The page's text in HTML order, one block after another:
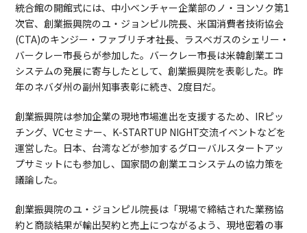
統合館の開館式には、中小ベンチャー企業部のノ・ヨンソク第1
次官、創業振興院のユ・ジョンピル院長、米国消費者技術協会
(CTA)のキンジー・ファブリチオ社長、ラスベガスのシェリー・
バークレー市長らが参加した。バークレー市長は米韓創業エコ
システムの発展に寄与したとして、創業振興院を表彰した。昨
年のネバダ州の副州知事表彰に続き、2度目だ。
創業振興院は参加企業の現地市場進出を支援するため、IRピッ
チング、VCセミナー、K-STARTUP NIGHT交流イベントなどを
運営した。日本、台湾などが参加するグローバルスタートアッ
プサミットにも参加し、国家間の創業エコシステムの協力策を
議論した。
創業振興院のユ・ジョンピル院長は「現場で締結された業務協
約と商談結果が輸出契約と売上につながるよう、現地密着の事